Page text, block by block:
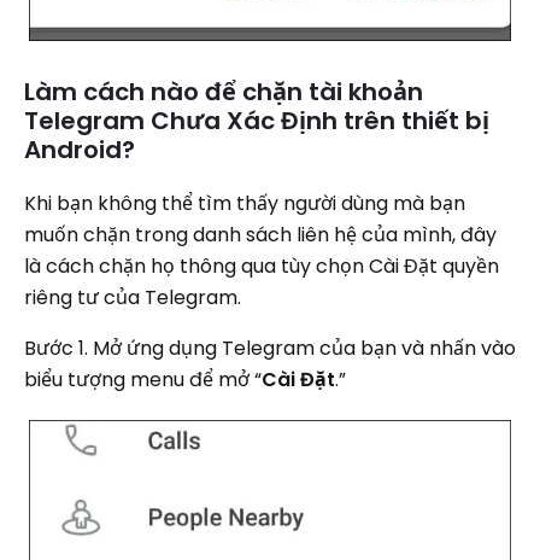
Làm cách nào để chặn tài khoản
Telegram Chưa Xác Định trên thiết bị
Android?
Khi bạn không thể tìm thấy người dùng mà bạn
muốn chặn trong danh sách liên hệ của mình, đây
là cách chặn họ thông qua tùy chọn Cài Đặt quyền
riêng tư của Telegram.
Bước 1. Mở ứng dụng Telegram của bạn và nhấn vào
biểu tượng menu để mở “Cài Đặt.”